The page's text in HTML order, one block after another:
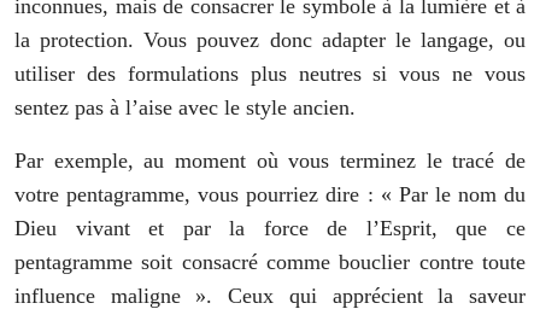
inconnues, mais de consacrer le symbole à la lumière et à
la protection. Vous pouvez donc adapter le langage, ou
utiliser des formulations plus neutres si vous ne vous
sentez pas à l’aise avec le style ancien.
Par exemple, au moment où vous terminez le tracé de
votre pentagramme, vous pourriez dire : « Par le nom du
Dieu vivant et par la force de l’Esprit, que ce
pentagramme soit consacré comme bouclier contre toute
influence maligne ». Ceux qui apprécient la saveur